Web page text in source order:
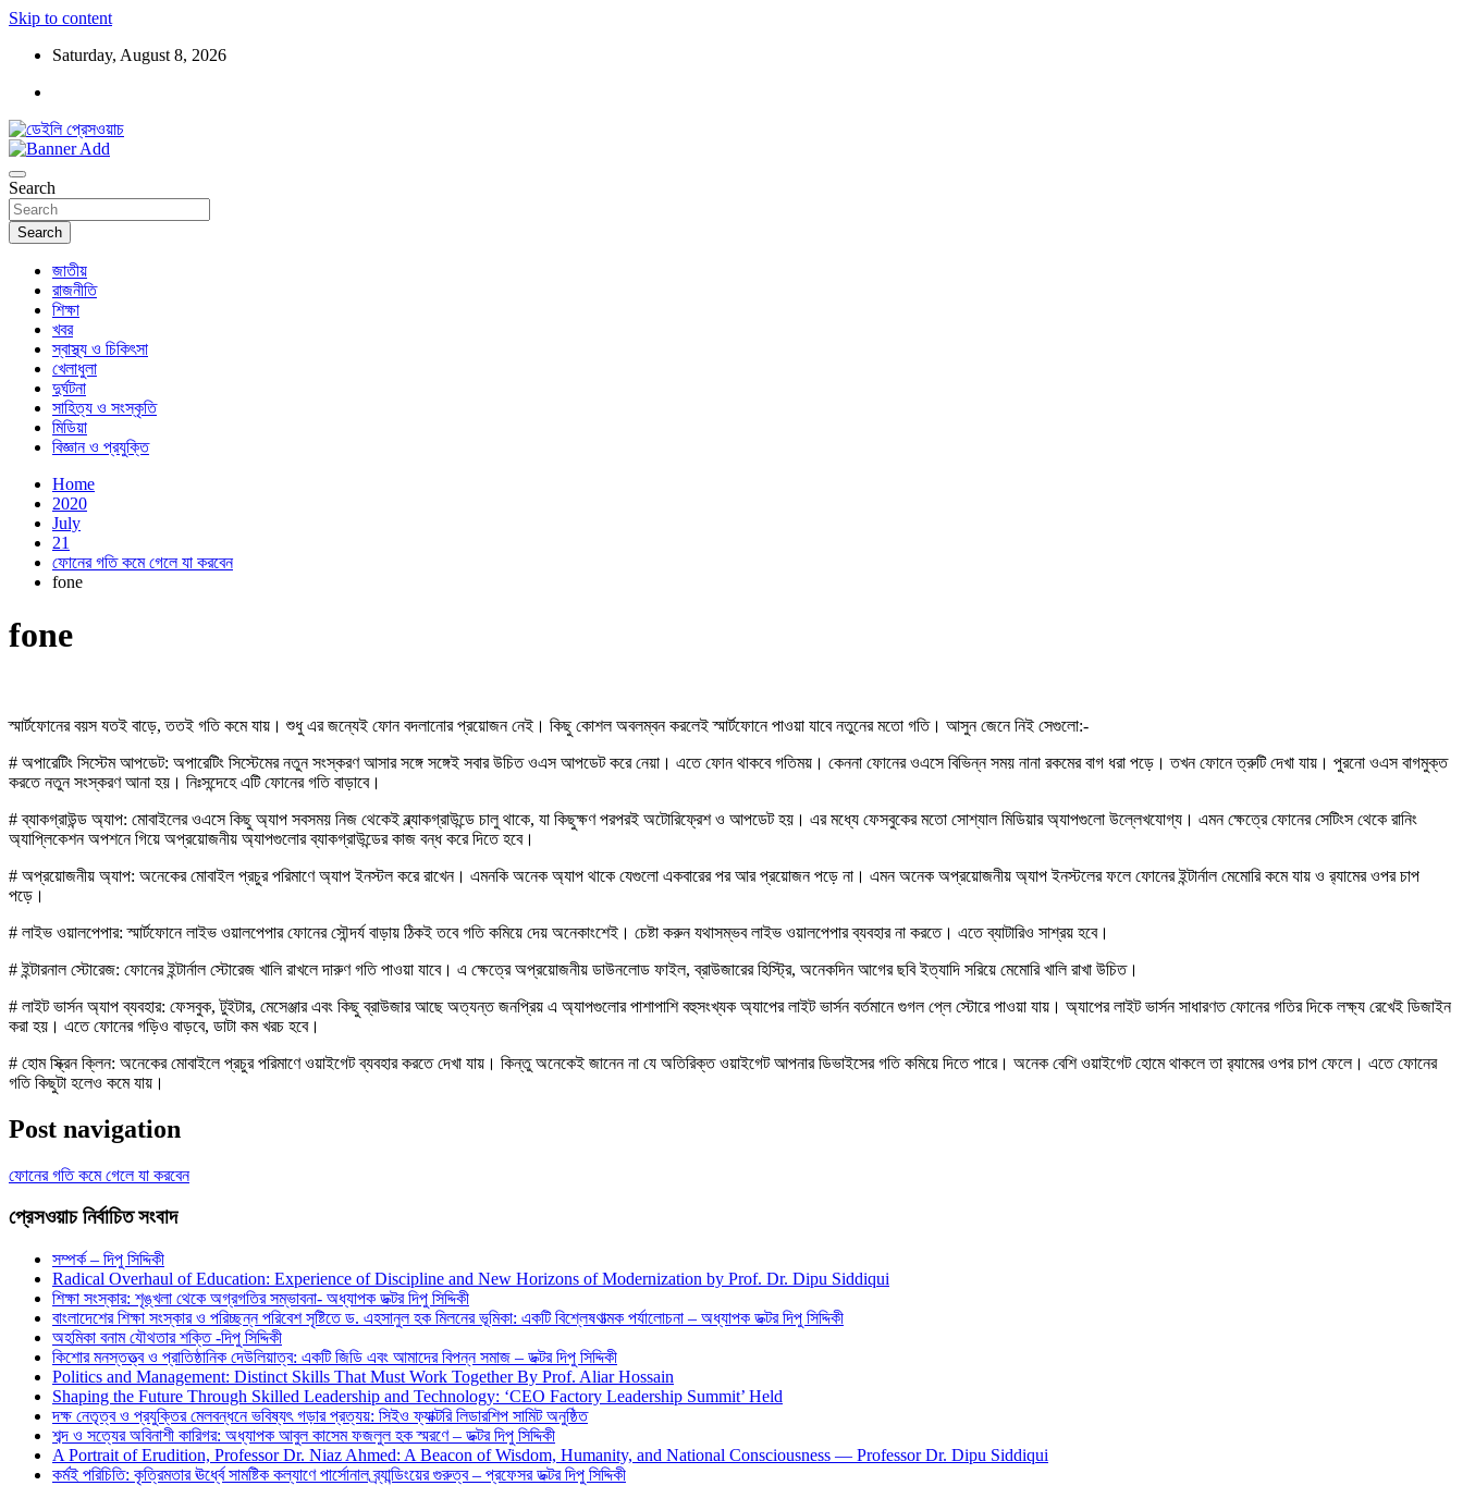
Skip to content
Saturday, August 8, 2026
ডেইলি প্রেসওয়াচ
Search
Search
জাতীয়
রাজনীতি
শিক্ষা
খবর
স্বাস্থ্য ও চিকিৎসা
খেলাধুলা
দুর্ঘটনা
সাহিত্য ও সংস্কৃতি
মিডিয়া
বিজ্ঞান ও প্রযুক্তি
Home
2020
July
21
ফোনের গতি কমে গেলে যা করবেন
fone
fone
স্মার্টফোনের বয়স যতই বাড়ে, ততই গতি কমে যায়। শুধু এর জন্যেই ফোন বদলানোর প্রয়োজন নেই। কিছু কোশল অবলম্বন করলেই স্মার্টফোনে পাওয়া যাবে নতুনের মতো গতি। আসুন জেনে নিই সেগুলো:-
# অপারেটিং সিস্টেম আপডেট: অপারেটিং সিস্টেমের নতুন সংস্করণ আসার সঙ্গে সঙ্গেই সবার উচিত ওএস আপডেট করে নেয়া। এতে ফোন থাকবে গতিময়। কেননা ফোনের ওএসে বিভিন্ন সময় নানা রকমের বাগ ধরা পড়ে। তখন ফোনে ত্রুটি দেখা যায়। পুরনো ওএস বাগমুক্ত
করতে নতুন সংস্করণ আনা হয়। নিঃসন্দেহে এটি ফোনের গতি বাড়াবে।
# ব্যাকগ্রাউন্ড অ্যাপ: মোবাইলের ওএসে কিছু অ্যাপ সবসময় নিজ থেকেই ব্ল্যাকগ্রাউন্ডে চালু থাকে, যা কিছুক্ষণ পরপরই অটোরিফ্রেশ ও আপডেট হয়। এর মধ্যে ফেসবুকের মতো সোশ্যাল মিডিয়ার অ্যাপগুলো উল্লেখযোগ্য। এমন ক্ষেত্রে ফোনের সেটিংস থেকে রানিং
অ্যাপ্লিকেশন অপশনে গিয়ে অপ্রয়োজনীয় অ্যাপগুলোর ব্যাকগ্রাউন্ডের কাজ বন্ধ করে দিতে হবে।
# অপ্রয়োজনীয় অ্যাপ: অনেকের মোবাইল প্রচুর পরিমাণে অ্যাপ ইনস্টল করে রাখেন। এমনকি অনেক অ্যাপ থাকে যেগুলো একবারের পর আর প্রয়োজন পড়ে না। এমন অনেক অপ্রয়োজনীয় অ্যাপ ইনস্টলের ফলে ফোনের ইন্টার্নাল মেমোরি কমে যায় ও র‌্যামের ওপর চাপ
পড়ে।
# লাইভ ওয়ালপেপার: স্মার্টফোনে লাইভ ওয়ালপেপার ফোনের সৌন্দর্য বাড়ায় ঠিকই তবে গতি কমিয়ে দেয় অনেকাংশেই। চেষ্টা করুন যথাসম্ভব লাইভ ওয়ালপেপার ব্যবহার না করতে। এতে ব্যাটারিও সাশ্রয় হবে।
# ইন্টারনাল স্টোরেজ: ফোনের ইন্টার্নাল স্টোরেজ খালি রাখলে দারুণ গতি পাওয়া যাবে। এ ক্ষেত্রে অপ্রয়োজনীয় ডাউনলোড ফাইল, ব্রাউজারের হিস্ট্রি, অনেকদিন আগের ছবি ইত্যাদি সরিয়ে মেমোরি খালি রাখা উচিত।
# লাইট ভার্সন অ্যাপ ব্যবহার: ফেসবুক, টুইটার, মেসেঞ্জার এবং কিছু ব্রাউজার আছে অত্যন্ত জনপ্রিয় এ অ্যাপগুলোর পাশাপাশি বহুসংখ্যক অ্যাপের লাইট ভার্সন বর্তমানে গুগল প্লে স্টোরে পাওয়া যায়। অ্যাপের লাইট ভার্সন সাধারণত ফোনের গতির দিকে লক্ষ্য রেখেই ডিজাইন
করা হয়। এতে ফোনের গড়িও বাড়বে, ডাটা কম খরচ হবে।
# হোম স্ক্রিন ক্লিন: অনেকের মোবাইলে প্রচুর পরিমাণে ওয়াইগেট ব্যবহার করতে দেখা যায়। কিন্তু অনেকেই জানেন না যে অতিরিক্ত ওয়াইগেট আপনার ডিভাইসের গতি কমিয়ে দিতে পারে। অনেক বেশি ওয়াইগেট হোমে থাকলে তা র‌্যামের ওপর চাপ ফেলে। এতে ফোনের
গতি কিছুটা হলেও কমে যায়।
Post navigation
ফোনের গতি কমে গেলে যা করবেন
প্রেসওয়াচ নির্বাচিত সংবাদ
সম্পর্ক – দিপু সিদ্দিকী
Radical Overhaul of Education: Experience of Discipline and New Horizons of Modernization by Prof. Dr. Dipu Siddiqui
শিক্ষা সংস্কার: শৃঙ্খলা থেকে অগ্রগতির সম্ভাবনা- অধ্যাপক ডক্টর দিপু সিদ্দিকী
বাংলাদেশের শিক্ষা সংস্কার ও পরিচ্ছন্ন পরিবেশ সৃষ্টিতে ড. এহসানুল হক মিলনের ভূমিকা: একটি বিশ্লেষণাত্মক পর্যালোচনা – অধ্যাপক ডক্টর দিপু সিদ্দিকী
অহমিকা বনাম যৌথতার শক্তি -দিপু সিদ্দিকী
কিশোর মনস্তত্ত্ব ও প্রাতিষ্ঠানিক দেউলিয়াত্ব: একটি জিডি এবং আমাদের বিপন্ন সমাজ – ডক্টর দিপু সিদ্দিকী
Politics and Management: Distinct Skills That Must Work Together By Prof. Aliar Hossain
Shaping the Future Through Skilled Leadership and Technology: ‘CEO Factory Leadership Summit’ Held
দক্ষ নেতৃত্ব ও প্রযুক্তির মেলবন্ধনে ভবিষ্যৎ গড়ার প্রত্যয়: সিইও ফ্যাক্টরি লিডারশিপ সামিট অনুষ্ঠিত
শব্দ ও সত্যের অবিনাশী কারিগর: অধ্যাপক আবুল কাসেম ফজলুল হক স্মরণে – ডক্টর দিপু সিদ্দিকী
A Portrait of Erudition, Professor Dr. Niaz Ahmed: A Beacon of Wisdom, Humanity, and National Consciousness — Professor Dr. Dipu Siddiqui
কর্মই পরিচিতি: কৃত্রিমতার ঊর্ধ্বে সামষ্টিক কল্যাণে পার্সোনাল ব্র্যান্ডিংয়ের গুরুত্ব – প্রফেসর ডক্টর দিপু সিদ্দিকী